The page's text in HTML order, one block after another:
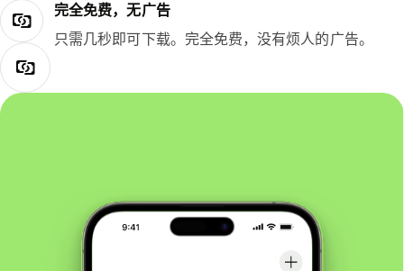
完全免费，无广告
只需几秒即可下载。完全免费，没有烦人的广告。